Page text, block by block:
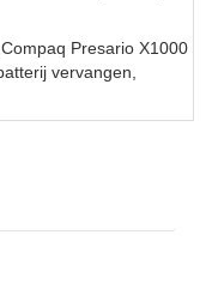
Presario X1000
vervangen,